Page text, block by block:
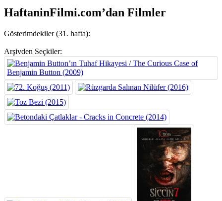
HaftaninFilmi.com’dan Filmler
Gösterimdekiler (31. hafta):
Arşivden Seçkiler: